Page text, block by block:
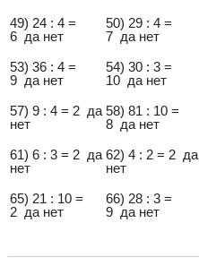
49) 24 : 4 =
6 да нет
50) 29 : 4 =
7 да нет
53) 36 : 4 =
9 да нет
54) 30 : 3 =
10 да нет
57) 9 : 4 = 2 да
нет
58) 81 : 10 =
8 да нет
61) 6 : 3 = 2 да
нет
62) 4 : 2 = 2 да
нет
65) 21 : 10 =
2 да нет
66) 28 : 3 =
9 да нет